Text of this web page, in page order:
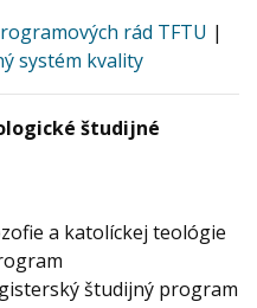
rád TFTU |
systém kvality
študijné
a katolíckej teológie
študijný program